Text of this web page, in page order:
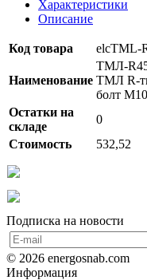
Характеристики
Описание
Код товара elcTML-
Наименование
ТМЛ-
ТМЛ R-
болт
Остатки на
складе
0
Стоимость
532,52
Подписка на новости
© 2026 energosnab.com
Информация